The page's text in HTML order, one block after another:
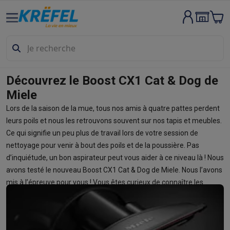
Gros électro & encastrable
Lave-vaisselleLave-vaisselle
Appareils encastrables Lave-vaisselle encastrables
Fours
Fours & micro-ondes FoursMicro-ondes
Taques de cuisson
Hottes Hottes
CuisinièresCuisinières Cuisinières mixtesCuisinières
Petits appareils encastrablesTiroirs chauffantsMachines à
Petits appareils de cuisine
Café
Machines à café Machines à café automatiques
Machines à pain
Friture & grillades
Airfryers
Robots de cuisine
Cuiseurs multifonctions
Cuiseurs de riz et
FonduesRaclette TeppanYakiAppareils à
Découvrez le Boost CX1 Cat & Dog de
Miele
Lors de la saison de la mue, tous nos amis à quatre pattes perdent
leurs poils et nous les retrouvons souvent sur nos tapis et meubles.
Ce qui signifie un peu plus de travail lors de votre session de
nettoyage pour venir à bout des poils et de la poussière. Pas
d’inquiétude, un bon aspirateur peut vous aider à ce niveau là ! Nous
avons testé le nouveau Boost CX1 Cat & Dog de Miele. Nous l’avons
mis à l’épreuve pour vous ! Vous êtes curieux de connaître les
résultats ? Retrouvez-les ci-dessous !